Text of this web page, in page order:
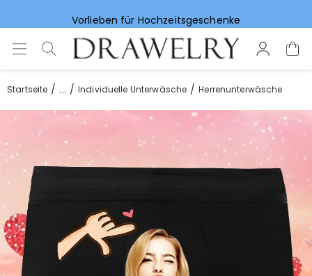
Vorlieben für Hochzeitsgeschenke
Startseite ... Individuelle Unterwäsche Herrenunterwäsche